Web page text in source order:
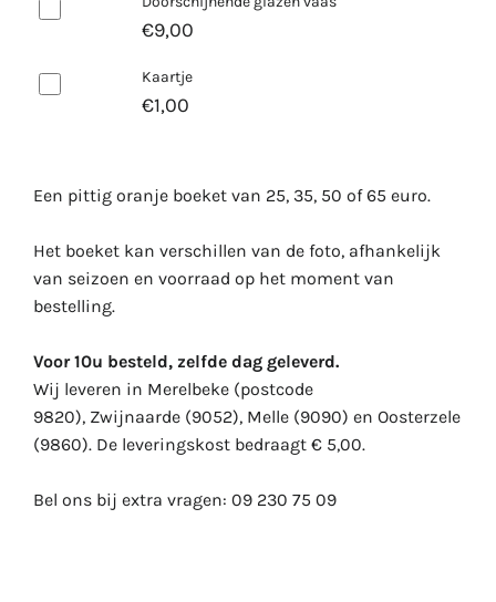
€9,00
Kaartje
€1,00
Een pittig oranje boeket van 25, 35, 50 of 65 euro.
Het boeket kan verschillen van de foto, afhankelijk
van seizoen en voorraad op het moment van
bestelling.
Voor 10u besteld, zelfde dag geleverd.
Wij leveren in Merelbeke (postcode
9820), Zwijnaarde (9052), Melle (9090) en Oosterzele
(9860). De leveringskost bedraagt € 5,00.
Bel ons bij extra vragen: 09 230 75 09